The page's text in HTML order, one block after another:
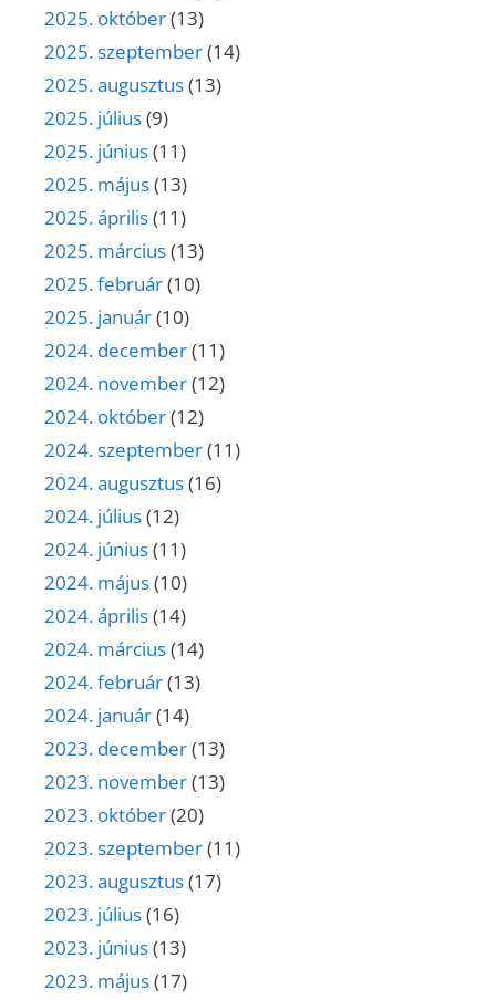
2025. október(13)
2025. szeptember(14)
2025. augusztus(13)
2025. július(9)
2025. június(11)
2025. május(13)
2025. április(11)
2025. március(13)
2025. február(10)
2025. január(10)
2024. december(11)
2024. november(12)
2024. október(12)
2024. szeptember(11)
2024. augusztus(16)
2024. július(12)
2024. június(11)
2024. május(10)
2024. április(14)
2024. március(14)
2024. február(13)
2024. január(14)
2023. december(13)
2023. november(13)
2023. október(20)
2023. szeptember(11)
2023. augusztus(17)
2023. július(16)
2023. június(13)
2023. május(17)